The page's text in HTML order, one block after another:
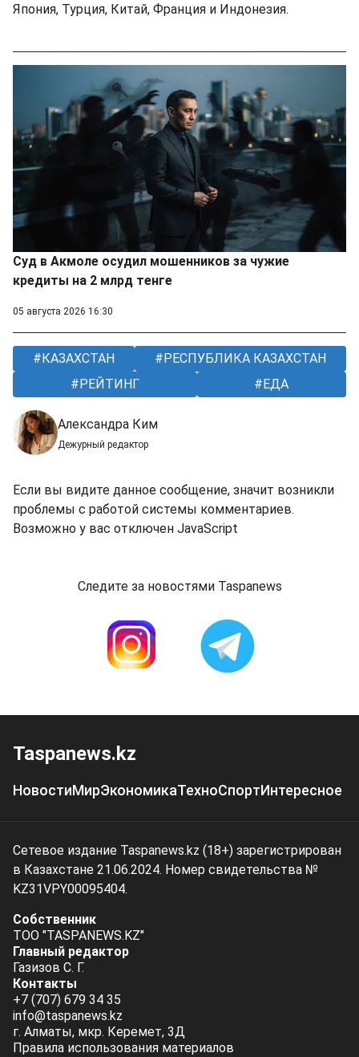
Япония, Турция, Китай, Франция и Индонезия.
Суд в Акмоле осудил мошенников за чужие
кредиты на 2 млрд тенге
05 августа 2026 16:30
КАЗАХСТАН
РЕСПУБЛИКА КАЗАХСТАН
РЕЙТИНГ
ЕДА
Александра Ким
Дежурный редактор
Если вы видите данное сообщение, значит возникли
проблемы с работой системы комментариев.
Возможно у вас отключен JavaScript
Следите за новостями Taspanews
Taspanews.kz
НовостиМирЭкономикаТехноСпортИнтересное
Сетевое издание Taspanews.kz (18+) зарегистрирован
в Казахстане 21.06.2024. Номер свидетельства №
KZ31VPY00095404.
Собственник
ТОО "TASPANEWS.KZ"
Главный редактор
Газизов С. Г.
Контакты
+7 (707) 679 34 35
info@taspanews.kz
г. Алматы, мкр. Керемет, 3Д
Правила использования материалов